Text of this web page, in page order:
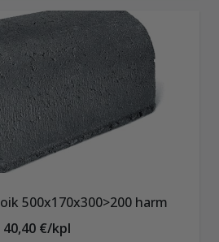
500x170x300>200 harm
40,40 €/kpl